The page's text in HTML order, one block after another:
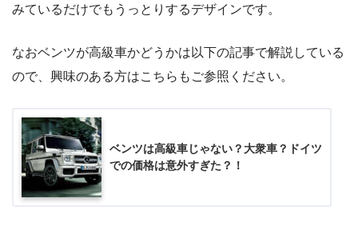
みているだけでもうっとりするデザインです。
なおベンツが高級車かどうかは以下の記事で解説している
ので、興味のある方はこちらもご参照ください。
ベンツは高級車じゃない？大衆車？ドイツ
での価格は意外すぎた？！